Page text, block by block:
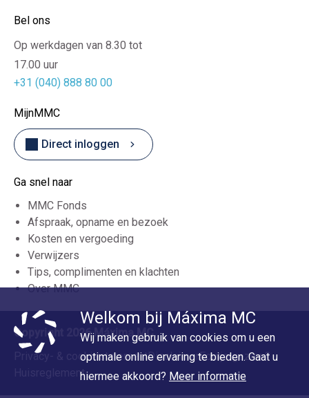
Bel ons
Op werkdagen van 8.30 tot
17.00 uur
+31 (040) 888 80 00
Ga snel naar
MMC Fonds
Afspraak, opname en bezoek
Kosten en vergoeding
Verwijzers
Tips, complimenten en klachten
Over MMC
MijnMMC
Direct inloggen
Privacy- & cookiestatementDisclaimerFoutje gezien?
Huisreglement
Copyright 2026 Máxima MC
Welkom bij Máxima MC
Wij maken gebruik van cookies om u een
optimale online ervaring te bieden. Gaat u
hiermee akkoord? Meer informatie